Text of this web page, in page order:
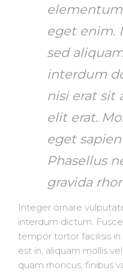
eget enim.
sed
interdum
nisi erat sit
elit erat.
eget
Phasellus
gravida
Integer ornare
interdum dictum.
tempor tortor facilisis
est in, aliquam mollis
quam rhoncus, finibus